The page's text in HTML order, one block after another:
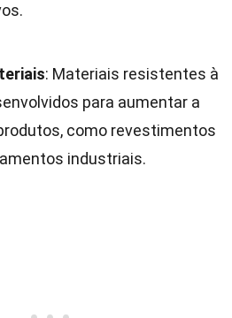
: Materiais resistentes à
para aumentar a
como revestimentos
industriais.